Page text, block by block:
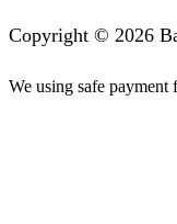
Copyright © 2026
We using safe payment